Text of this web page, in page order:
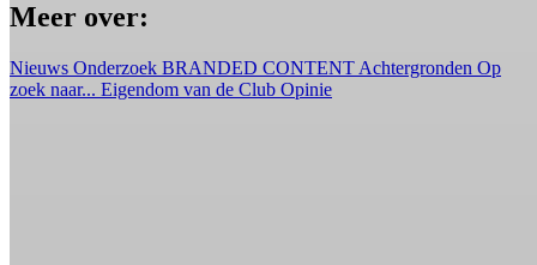
Meer over:
Nieuws Onderzoek BRANDED CONTENT Achtergronden Op
zoek naar... Eigendom van de Club Opinie